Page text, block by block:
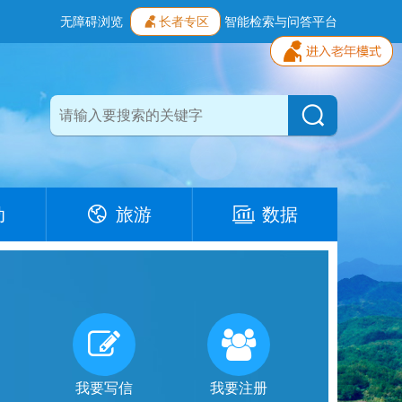
无障碍浏览 长者专区 智能检索与问答平台
旅游 数据
我要写信 我要注册